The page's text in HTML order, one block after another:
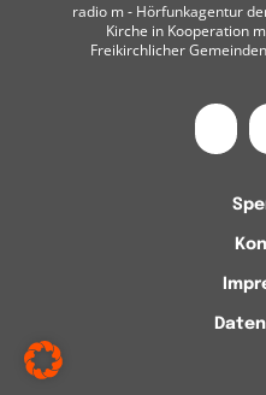
radio m ‐ Hörfunkagentur
Kirche in Kooperation
Freikirchlicher